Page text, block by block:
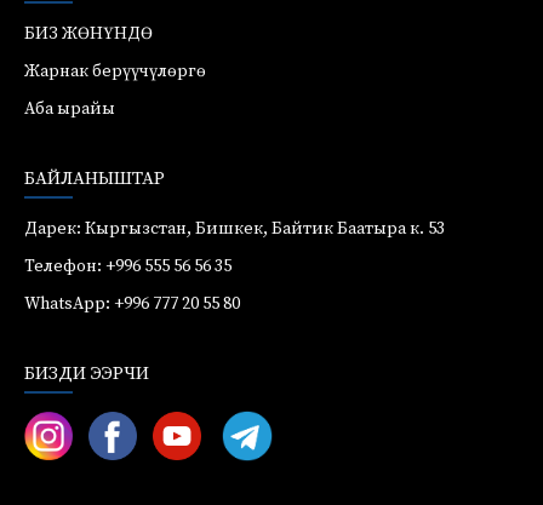
БИЗ ЖӨНҮНДӨ
Жарнак берүүчүлөргө
Аба ырайы
БАЙЛАНЫШТАР
Дарек: Кыргызстан, Бишкек, Байтик Баатыра к. 53
Телефон: +996 555 56 56 35
WhatsApp: +996 777 20 55 80
БИЗДИ ЭЭРЧИ